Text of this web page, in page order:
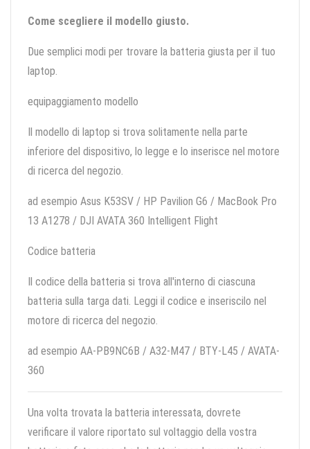
Come scegliere il modello giusto.
Due semplici modi per trovare la batteria giusta per il tuo
laptop.
equipaggiamento modello
Il modello di laptop si trova solitamente nella parte
inferiore del dispositivo, lo legge e lo inserisce nel motore
di ricerca del negozio.
ad esempio Asus K53SV / HP Pavilion G6 / MacBook Pro
13 A1278 / DJI AVATA 360 Intelligent Flight
Codice batteria
Il codice della batteria si trova all'interno di ciascuna
batteria sulla targa dati. Leggi il codice e inseriscilo nel
motore di ricerca del negozio.
ad esempio AA-PB9NC6B / A32-M47 / BTY-L45 / AVATA-
360
Una volta trovata la batteria interessata, dovrete
verificare il valore riportato sul voltaggio della vostra